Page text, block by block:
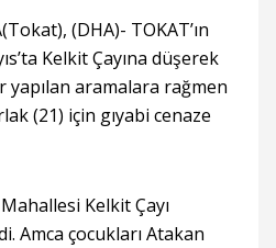
(DHA)- TOKAT’ın
Kelkit Çayına düşerek
aramalara rağmen
(21) için gıyabi cenaze
Kelkit Çayı
Amca çocukları Atakan